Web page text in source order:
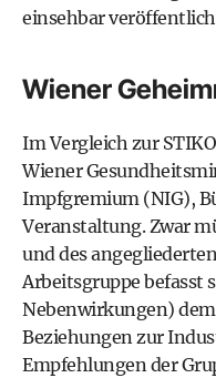
einsehbar
Wiener
Im Vergleich zur
Wiener
Impfgremium (NIG),
Veranstaltung. Zwar
und des
Arbeitsgruppe
Nebenwirkungen)
Beziehungen zur
Empfehlungen der